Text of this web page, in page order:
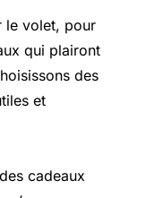
le volet, pour
qui plairont
des
et
cadeaux